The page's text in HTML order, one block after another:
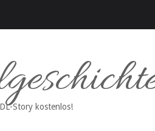
Story kostenlos!